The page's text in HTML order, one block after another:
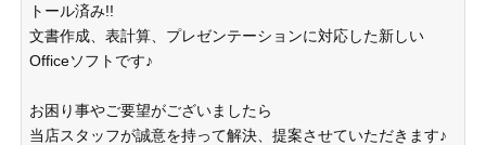
トール済み!!
文書作成、表計算、プレゼンテーションに対応した新しい
Officeソフトです♪
お困り事やご要望がございましたら
当店スタッフが誠意を持って解決、提案させていただきます♪